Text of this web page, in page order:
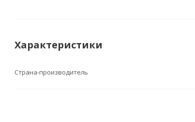
Характеристики
Страна-производитель